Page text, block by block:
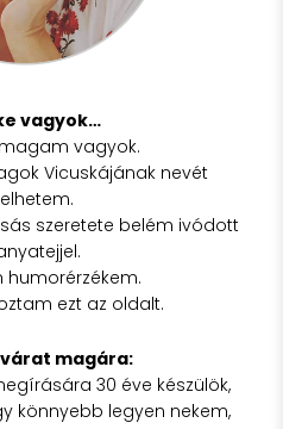
vagyok…
vagyok.
Vicuskájának nevét
szeretete belém ivódott
humorérzékem.
ezt az oldalt.
magára:
30 éve készülök,
könnyebb legyen nekem,